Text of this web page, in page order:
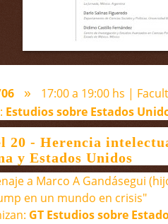
»
17:00 a 19:00 hs |
Estudios sobre Estados
20 - Herencia
y Estados Unidos
a Marco A Gandásegui
en un mundo en crisis"
GT Estudios sobre